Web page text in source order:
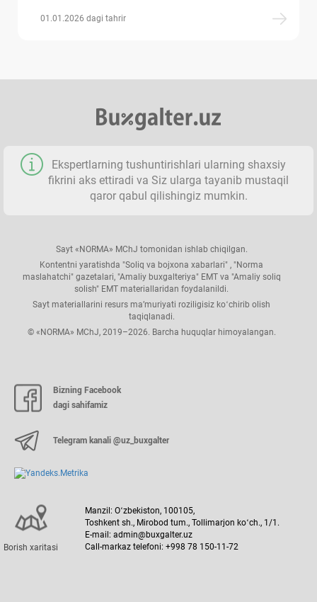
01.01.2026 dagi tahrir
Ekspertlarning tushuntirishlari ularning shaхsiy
fikrini aks ettiradi va Siz ularga tayanib mustaqil
qaror qabul qilishingiz mumkin.
Sayt «NORMA» MChJ tomonidan ishlab chiqilgan.
Kontentni yaratishda "Soliq va bojхona хabarlari" , "Norma
maslahatchi" gazetalari, "Amaliy buхgalteriya" EMT va "Amaliy soliq
solish" EMT materiallaridan foydalanildi.
Sayt materiallarini resurs ma’muriyati roziligisiz koʻchirib olish
taqiqlanadi.
© «NORMA» MChJ, 2019–2026. Barcha huquqlar himoyalangan.
Bizning Facebook
dagi sahifamiz
Telegram kanali @uz_buxgalter
Borish хaritasi
Manzil: Oʻzbekiston, 100105,
Toshkent sh., Mirobod tum., Tollimarjon koʻch., 1/1.
E-mail: admin@buxgalter.uz
Call-markaz telefoni: +998 78 150-11-72